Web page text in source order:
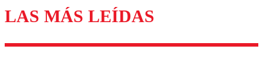
Los comentarios son moderados para garantizar un
diálogo respetuoso.
Nombre
LAS MÁS LEÍDAS